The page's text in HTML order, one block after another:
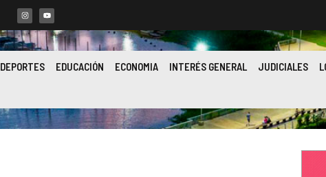
DEPORTES EDUCACIÓN ECONOMIA INTERÉS GENERAL JUDICIALES